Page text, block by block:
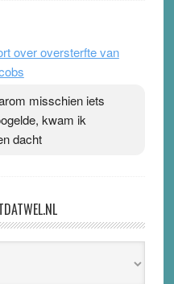
over oversterfte van
misschien iets
kwam ik
dacht